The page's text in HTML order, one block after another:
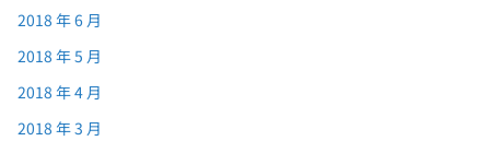
2018 年 6 月
2018 年 5 月
2018 年 4 月
2018 年 3 月